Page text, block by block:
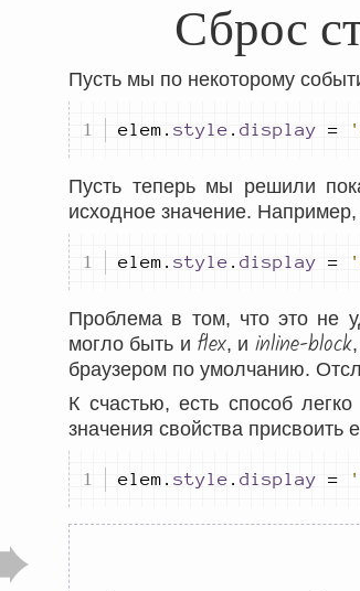
Сброс
Пусть мы по некоторому
elem . style . display =
Пусть теперь мы решили
исходное значение. Например,
elem . style . display =
Проблема в том, что это не
могло быть и flex, и inline-block
браузером по умолчанию.
К счастью, есть способ
значения свойства присвоить
elem . style . display =